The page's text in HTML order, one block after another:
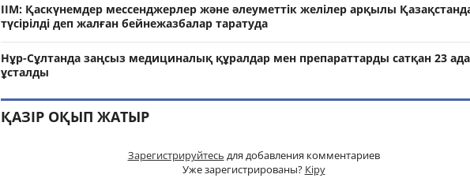
ІІМ: Қаскүнемдер мессенджерлер және әлеуметтік желілер арқылы
түсірілді деп жалған бейнежазбалар таратуда
Нұр-Сұлтанда заңсыз медициналық құралдар мен препараттарды сатқан 23
ұсталды
ҚАЗІР ОҚЫП ЖАТЫР
Зарегистрируйтесь для добавления комментариев
Уже зарегистрированы? Кіру